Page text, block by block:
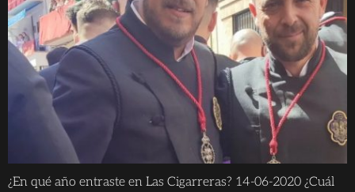
¿En qué año entraste en Las Cigarreras? 14-06-2020 ¿Cuál